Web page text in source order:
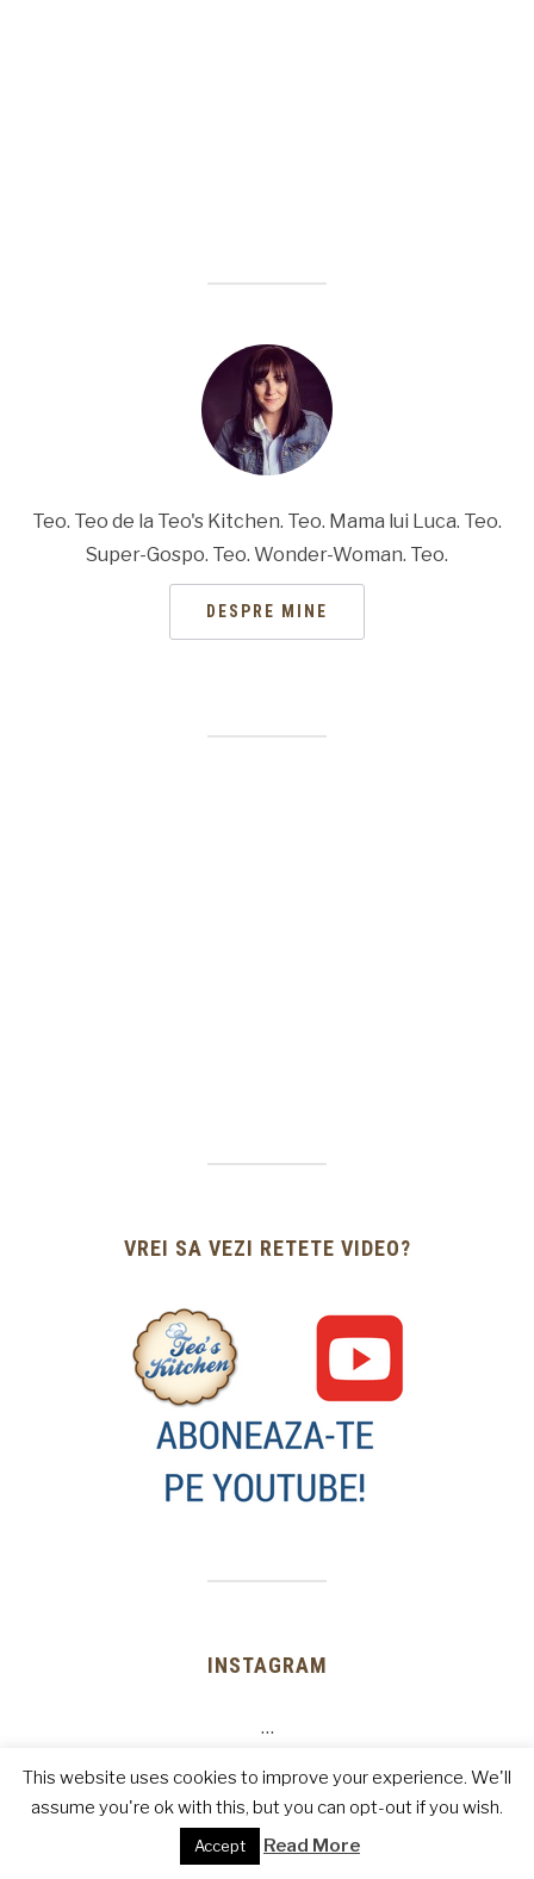
Teo. Teo de la Teo's Kitchen. Teo. Mama lui Luca. Teo.
Super-Gospo. Teo. Wonder-Woman. Teo.
DESPRE MINE
VREI SA VEZI RETETE VIDEO?
INSTAGRAM
…
This website uses cookies to improve your experience. We'll
assume you're ok with this, but you can opt-out if you wish.
Accept Read More